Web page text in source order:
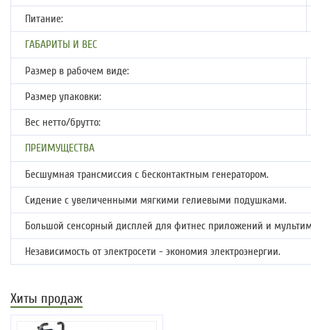
Питание:
ГАБАРИТЫ И ВЕС
Размер в рабочем виде:
Размер упаковки:
Вес нетто/брутто:
ПРЕИМУЩЕСТВА
Бесшумная трансмиссия с бесконтактным генератором.
Сидение с увеличенными мягкими гелиевыми подушками.
Большой сенсорный дисплей для фитнес приложений и
Независимость от электросети - экономия электроэнергии.
Хиты продаж